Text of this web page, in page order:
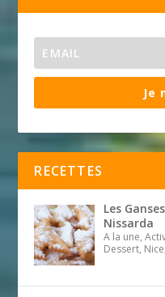
Je
RECETTES
Les
Nissarda
A la une,
Dessert,